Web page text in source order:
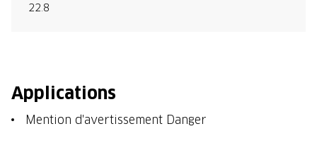
22.8
Applications
Mention d'avertissement Danger